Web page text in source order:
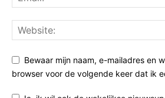
Bewaar mijn naam, e-mailadres en
browser voor de volgende keer dat ik